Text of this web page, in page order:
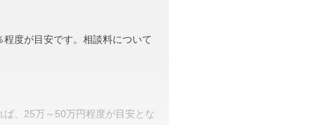
い金額までは相続税がかからな
。相続に強い税理士であれば、
度が目安です。相談料について
、25万～50万円程度が目安とな